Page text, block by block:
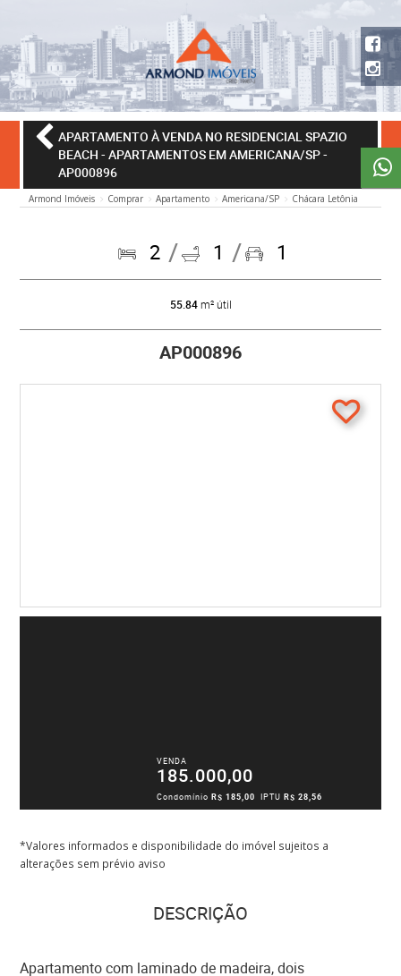
APARTAMENTO À VENDA NO RESIDENCIAL SPAZIO
BEACH - APARTAMENTOS EM AMERICANA/SP-
AP000896
Armond Imóveis Comprar Apartamento Americana/SP Chácara Letônia
2 1 1
55.84m² útil
AP000896
VENDA
185.000,00
CondomínioR$ 185,00 IPTUR$ 28,56
*Valores informados e disponibilidade do imóvel sujeitos a
alterações sem prévio aviso
DESCRIÇÃO
Apartamento com laminado de madeira, dois